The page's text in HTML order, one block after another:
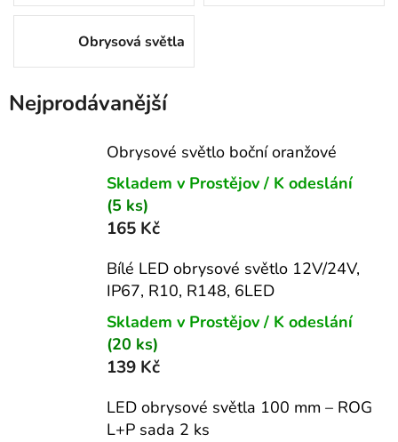
Obrysová světla
Nejprodávanější
Obrysové světlo boční oranžové
Skladem v Prostějov / K odeslání
(5 ks)
165 Kč
Bílé LED obrysové světlo 12V/24V,
IP67, R10, R148, 6LED
Skladem v Prostějov / K odeslání
(20 ks)
139 Kč
LED obrysové světla 100 mm – ROG
L+P sada 2 ks